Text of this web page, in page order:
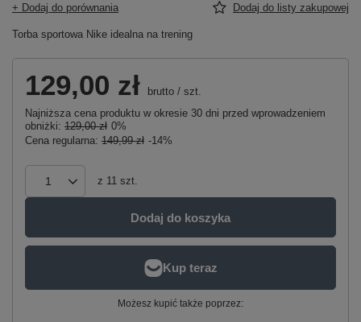
+ Dodaj do porównania Dodaj do listy zakupowej
Torba sportowa Nike idealna na trening
129,00 zł brutto / szt.
Najniższa cena produktu w okresie 30 dni przed wprowadzeniem
obniżki: 129,00 zł 0%
Cena regularna: 149,99 zł -14%
z 11 szt.
Dodaj do koszyka
Możesz kupić także poprzez: